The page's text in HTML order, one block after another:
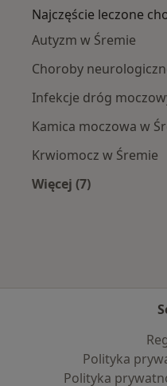
Najczęście leczone
Autyzm w Śremie
Choroby
Infekcje dróg
Kamica moczowa w
Krwiomocz w Śremie
Więcej (7)
Polityka
Polityka